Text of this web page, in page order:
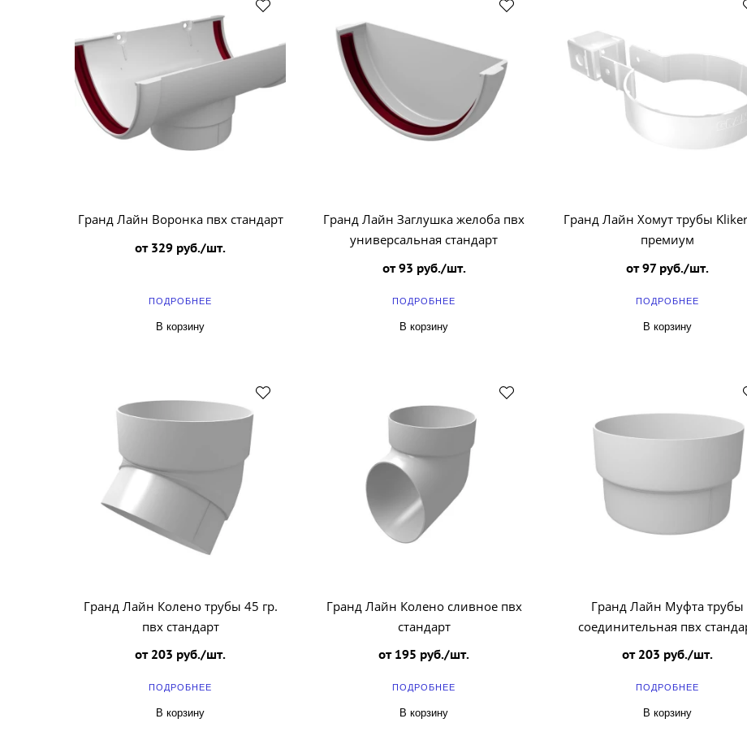
Гранд Лайн Воронка пвх стандарт
от 329 руб./шт.
ПОДРОБНЕЕ
В корзину
Гранд Лайн Заглушка желоба пвх
универсальная стандарт
от 93 руб./шт.
ПОДРОБНЕЕ
В корзину
Гранд Лайн Хомут трубы
премиум
от 97 руб./шт.
ПОДРОБНЕЕ
В корзину
Гранд Лайн Колено трубы 45 гр.
пвх стандарт
от 203 руб./шт.
ПОДРОБНЕЕ
В корзину
Гранд Лайн Колено сливное пвх
стандарт
от 195 руб./шт.
ПОДРОБНЕЕ
В корзину
Гранд Лайн Муфта трубы
соединительная пвх
от 203 руб./шт.
ПОДРОБНЕЕ
В корзину